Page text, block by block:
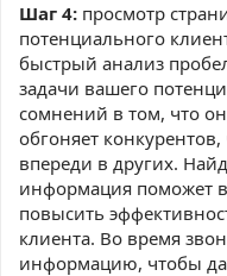
Шаг 4: просмотр
потенциального
быстрый анализ
задачи вашего
сомнений в том, что
обгоняет
впереди в других.
информация поможет
повысить
клиента. Во время
информацию, чтобы